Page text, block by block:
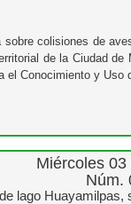
colisiones de
de la Ciudad
Conocimiento y Uso
Miércoles
Núm.
lago